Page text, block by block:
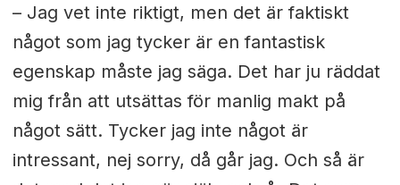
– Jag vet inte riktigt, men det är faktiskt
något som jag tycker är en fantastisk
egenskap måste jag säga. Det har ju räddat
mig från att utsättas för manlig makt på
något sätt. Tycker jag inte något är
intressant, nej sorry, då går jag. Och så är